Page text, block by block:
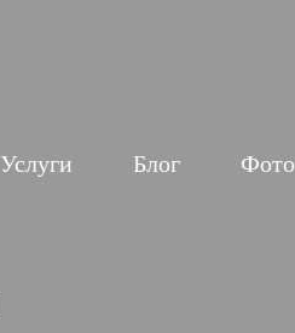
Услуги Блог Фото